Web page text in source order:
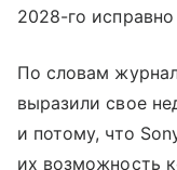
2028-го
По словам
выразили свое
и потому, что
их возможность